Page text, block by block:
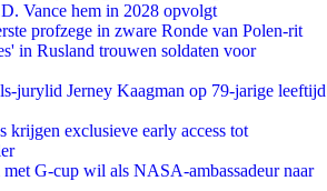
Vance hem in 2028 opvolgt
profzege in zware Ronde van Polen-rit
in Rusland trouwen soldaten voor
jurylid Jerney Kaagman op 79-jarige leeftijd
krijgen exclusieve early access tot
G-cup wil als NASA-ambassadeur naar